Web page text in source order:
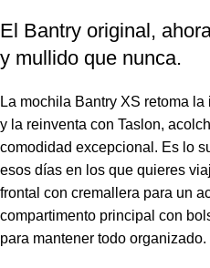
El Bantry original,
y mullido que nunca.
La mochila Bantry XS retoma
y la reinventa con Taslon,
comodidad excepcional. Es lo
esos días en los que quieres
frontal con cremallera para un
compartimento principal con
para mantener todo organizado.